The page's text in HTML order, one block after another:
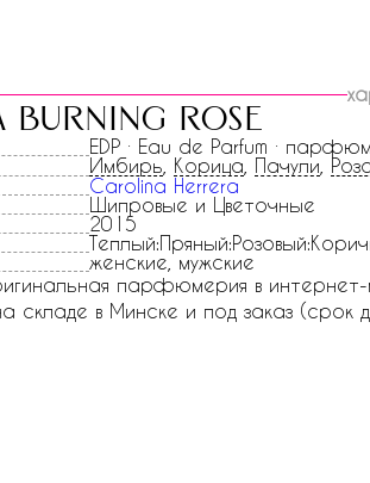
burning rose
EDP · Eau de Parfum ·
Имбирь Корица Пачули
Carolina Herrera
Шипровые и Цветочные
2015
женские, мужские
парфюмерия в интернет-
складе в Минске и под заказ (срок